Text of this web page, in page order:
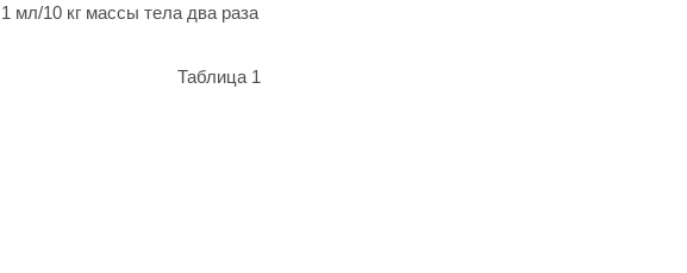
мл/10 кг массы тела два раза
Таблица 1